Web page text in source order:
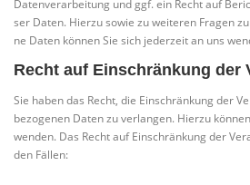
Daten­ver­ar­bei­tung und ggf. ein Recht auf
ser Daten. Hier­zu sowie zu wei­te­ren Fra­gen
ne Daten kön­nen Sie sich jeder­zeit an uns
Recht auf Einschränkung der
Sie haben das Recht, die Ein­schrän­kung der
be­zo­ge­nen Daten zu ver­lan­gen. Hier­zu
wen­den. Das Recht auf Ein­schrän­kung der
den Fällen: